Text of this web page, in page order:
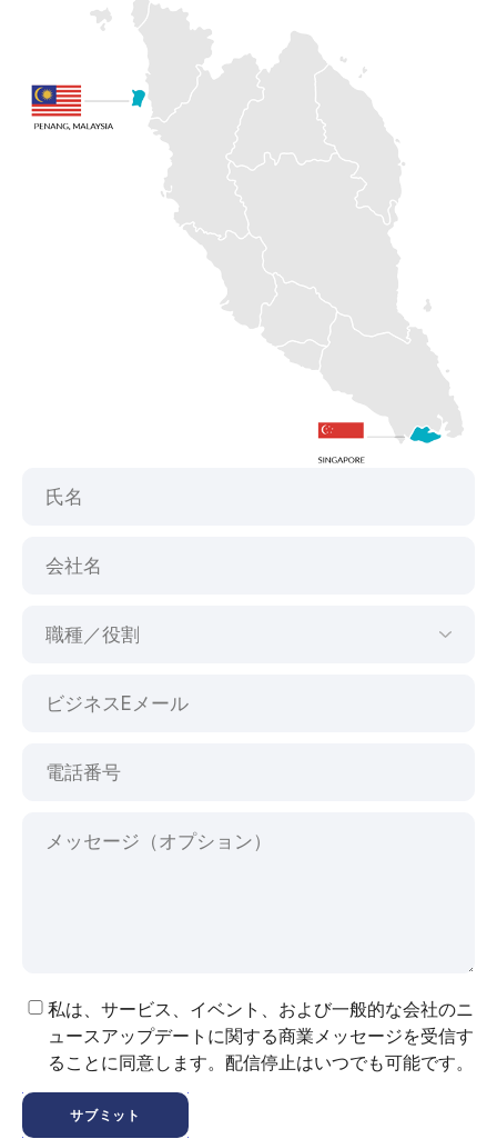
私は、サービス、イベント、および一般的な会社のニ
ュースアップデートに関する商業メッセージを受信す
ることに同意します。配信停止はいつでも可能です。
サブミット